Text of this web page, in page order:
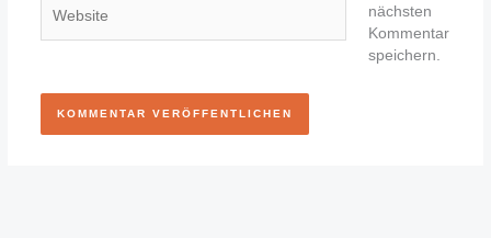
nächsten
Kommentar
speichern.